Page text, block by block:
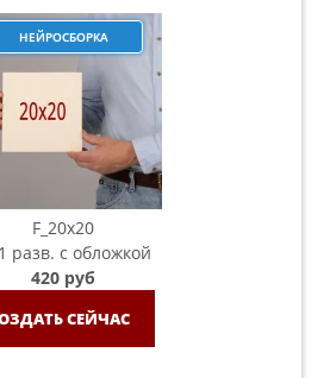
НЕЙРОСБОРКА
F_20х20
разв. с обложкой
420 руб
СЕЙЧАС